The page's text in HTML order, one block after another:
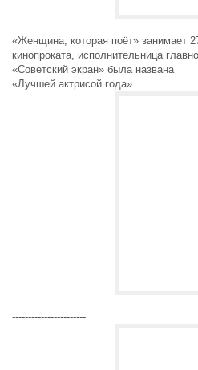
«Женщина, которая поёт» занимает
кинопроката, исполнительница
«Советский экран» была названа
«Лучшей актрисой года»
-----------------------